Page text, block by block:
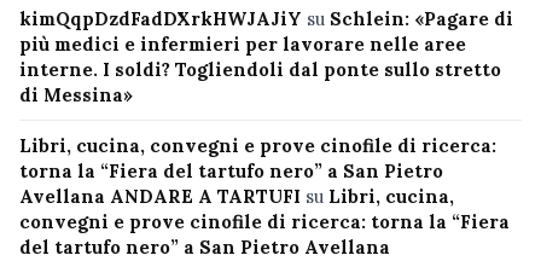
kimQqpDzdFadDXrkHWJAJiY su Schlein: «Pagare di
più medici e infermieri per lavorare nelle aree
interne. I soldi? Togliendoli dal ponte sullo stretto
di Messina»
Libri, cucina, convegni e prove cinofile di ricerca:
torna la “Fiera del tartufo nero” a San Pietro
Avellana ANDARE A TARTUFI su Libri, cucina,
convegni e prove cinofile di ricerca: torna la “Fiera
del tartufo nero” a San Pietro Avellana